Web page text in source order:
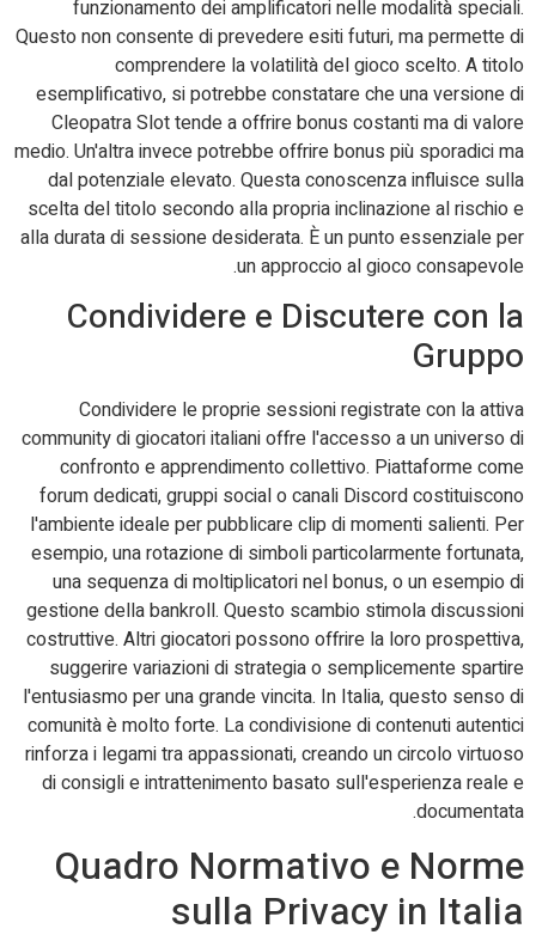
funzionamento dei amplificatori nelle modalità speciali.
Questo non consente di prevedere esiti futuri, ma permette di
comprendere la volatilità del gioco scelto. A titolo
esemplificativo, si potrebbe constatare che una versione di
Cleopatra Slot tende a offrire bonus costanti ma di valore
medio. Un'altra invece potrebbe offrire bonus più sporadici ma
dal potenziale elevato. Questa conoscenza influisce sulla
scelta del titolo secondo alla propria inclinazione al rischio e
alla durata di sessione desiderata. È un punto essenziale per
un approccio al gioco consapevole.
Condividere e Discutere con la
Gruppo
Condividere le proprie sessioni registrate con la attiva
community di giocatori italiani offre l'accesso a un universo di
confronto e apprendimento collettivo. Piattaforme come
forum dedicati, gruppi social o canali Discord costituiscono
l'ambiente ideale per pubblicare clip di momenti salienti. Per
esempio, una rotazione di simboli particolarmente fortunata,
una sequenza di moltiplicatori nel bonus, o un esempio di
gestione della bankroll. Questo scambio stimola discussioni
costruttive. Altri giocatori possono offrire la loro prospettiva,
suggerire variazioni di strategia o semplicemente spartire
l'entusiasmo per una grande vincita. In Italia, questo senso di
comunità è molto forte. La condivisione di contenuti autentici
rinforza i legami tra appassionati, creando un circolo virtuoso
di consigli e intrattenimento basato sull'esperienza reale e
documentata.
Quadro Normativo e Norme
sulla Privacy in Italia